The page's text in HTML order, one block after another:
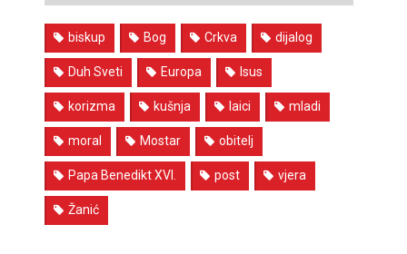
biskup Bog Crkva dijalog
Duh Sveti Europa Isus
korizma kušnja laici mladi
moral Mostar obitelj
Papa Benedikt XVI. post vjera
Žanić